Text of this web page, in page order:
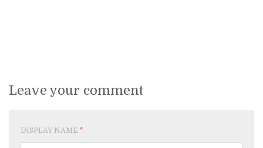
Leave your comment
DISPLAY NAME *